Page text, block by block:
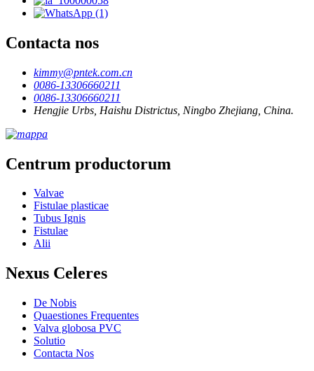
Contacta nos
kimmy@pntek.com.cn
0086-13306660211
0086-13306660211
Hengjie Urbs, Haishu Districtus, Ningbo Zhejiang, China.
Centrum productorum
Valvae
Fistulae plasticae
Tubus Ignis
Fistulae
Alii
Nexus Celeres
De Nobis
Quaestiones Frequentes
Valva globosa PVC
Solutio
Contacta Nos